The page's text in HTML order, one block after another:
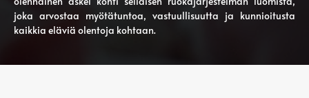
joka arvostaa myötätuntoa, vastuullisuutta ja kunnioitusta
kaikkia eläviä olentoja kohtaan.